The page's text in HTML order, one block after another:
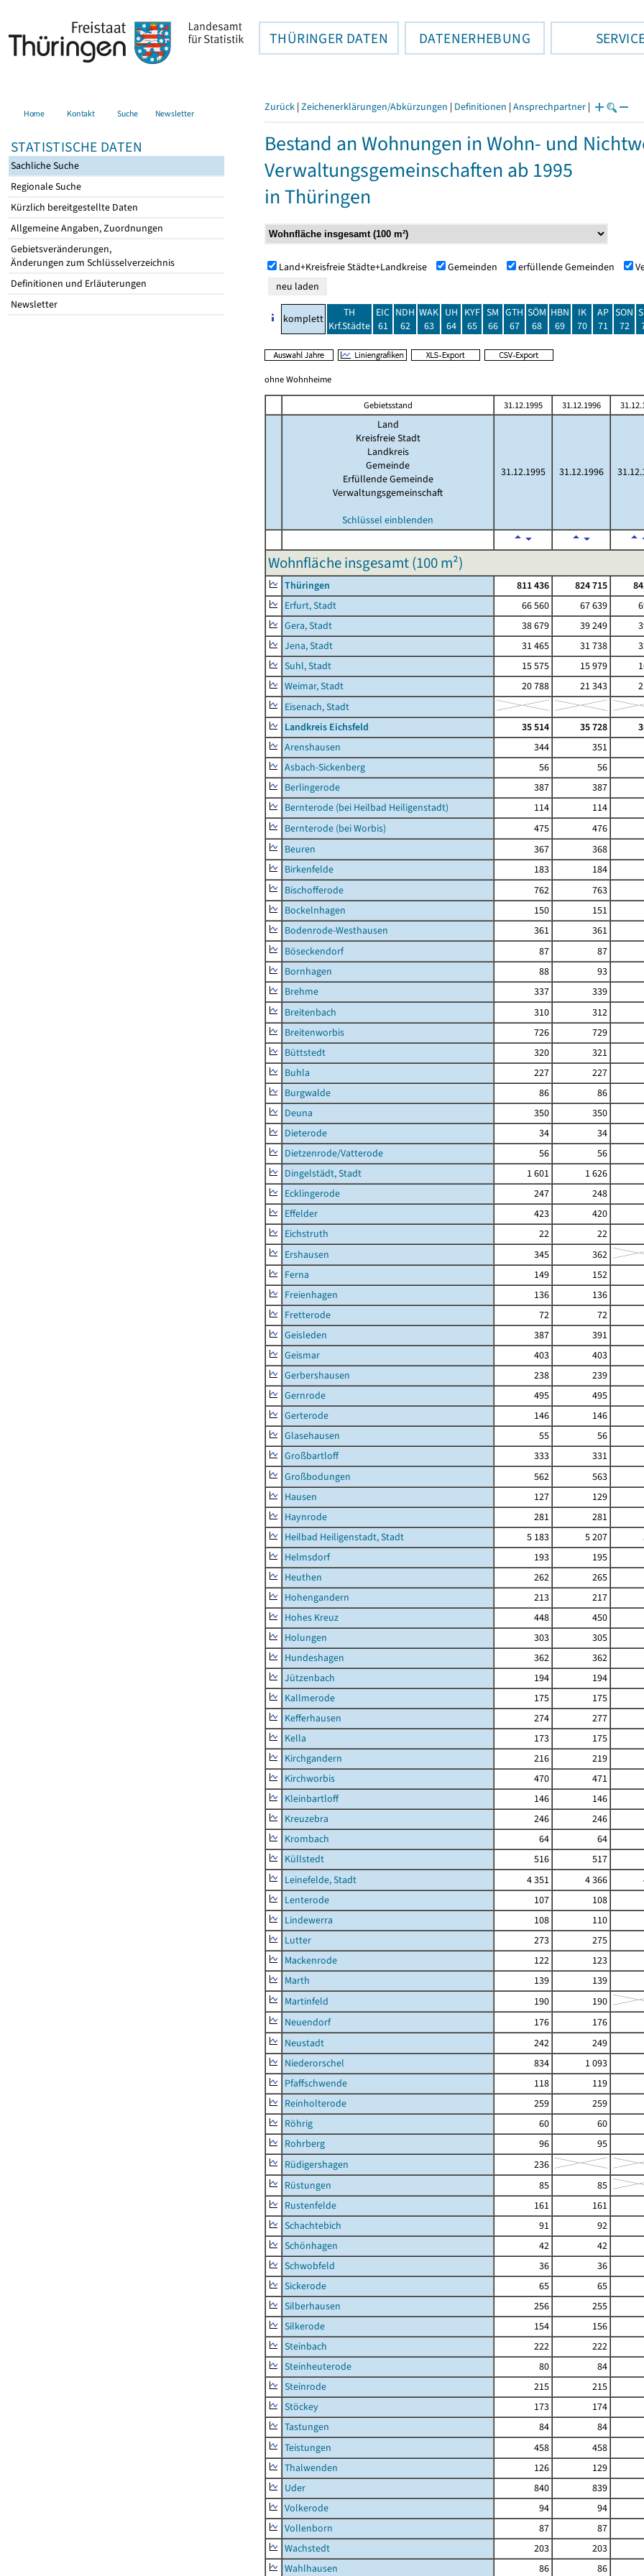
THÜRINGER DATEN DATENERHEBUNG
Home Kontakt Suche Newsletter
STATISTISCHE DATEN
Sachliche Suche
Regionale Suche
Kürzlich bereitgestellte Daten
Allgemeine Angaben, Zuordnungen
Gebietsveränderungen,
Änderungen zum Schlüsselverzeichnis
Definitionen und Erläuterungen
Newsletter
Zurück | Zeichenerklärungen/Abkürzungen | Definitionen | Ansprechpartner |
Bestand an Wohnungen in Wohn- und
Verwaltungsgemeinschaften ab 1995
in Thüringen
Land+Kreisfreie Städte+Landkreise Gemeinden erfüllende Gemeinden
komplett
TH
Krf.Städte
EIC
61
NDH
62
WAK
63
UH
64
KYF
65
SM
66
GTH
67
SÖM
68
HBN
69
IK
70
AP
71
SON
72
ohne Wohnheime
Gebietsstand 31.12.1995 31.12.1996
Land
Kreisfreie Stadt
Landkreis
Gemeinde
Erfüllende Gemeinde
Verwaltungsgemeinschaft
Schlüssel einblenden
31.12.1995 31.12.1996
Wohnfläche insgesamt (100 m²)
Thüringen 811 436 824 715
Erfurt, Stadt
66 560 67 639
Gera, Stadt
38 679 39 249
Jena, Stadt
31 465 31 738
Suhl, Stadt
15 575 15 979
Weimar, Stadt
20 788 21 343
Eisenach, Stadt
Landkreis Eichsfeld
35 514 35 728
Arenshausen
344
351
Asbach-Sickenberg
56
56
Berlingerode
387
387
Bernterode (bei Heilbad Heiligenstadt)
114
114
Bernterode (bei Worbis)
475
476
Beuren
367
368
Birkenfelde
183
184
Bischofferode
762
763
Bockelnhagen
150
151
Bodenrode-Westhausen
361
361
Böseckendorf
87
87
Bornhagen
88
93
Brehme
337
339
Breitenbach
310
312
Breitenworbis
726
729
Büttstedt
320
321
Buhla
227
227
Burgwalde
86
86
Deuna
350
350
Dieterode
34
34
Dietzenrode/Vatterode
56
56
Dingelstädt, Stadt
1 601 1 626
Ecklingerode
247
248
Effelder
423
420
Eichstruth
22
22
Ershausen
345
362
Ferna
149
152
Freienhagen
136
136
Fretterode
72
72
Geisleden
387
391
Geismar
403
403
Gerbershausen
238
239
Gernrode
495
495
Gerterode
146
146
Glasehausen
55
56
Großbartloff
333
331
Großbodungen
562
563
Hausen
127
129
Haynrode
281
281
Heilbad Heiligenstadt, Stadt
5 183 5 207
Helmsdorf
193
195
Heuthen
262
265
Hohengandern
213
217
Hohes Kreuz
448
450
Holungen
303
305
Hundeshagen
362
362
Jützenbach
194
194
Kallmerode
175
175
Kefferhausen
274
277
Kella
173
175
Kirchgandern
216
219
Kirchworbis
470
471
Kleinbartloff
146
146
Kreuzebra
246
246
Krombach
64
64
Küllstedt
516
517
Leinefelde, Stadt
4 351 4 366
Lenterode
107
108
Lindewerra
108
110
Lutter
273
275
Mackenrode
122
123
Marth
139
139
Martinfeld
190
190
Neuendorf
176
176
Neustadt
242
249
Niederorschel
834 1 093
Pfaffschwende
118
119
Reinholterode
259
259
Röhrig
60
60
Rohrberg
96
95
Rüdigershagen
236
Rüstungen
85
85
Rustenfelde
161
161
Schachtebich
91
92
Schönhagen
42
42
Schwobfeld
36
36
Sickerode
65
65
Silberhausen
256
255
Silkerode
154
156
Steinbach
222
222
Steinheuterode
80
84
Steinrode
215
215
Stöckey
173
174
Tastungen
84
84
Teistungen
458
458
Thalwenden
126
129
Uder
840
839
Volkerode
94
94
Vollenborn
87
87
Wachstedt
203
203
Wahlhausen
86 86